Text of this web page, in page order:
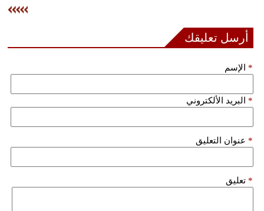
علوم
أبراج
أرسل تعليقك
الإسم *
البريد الألكتروني *
عنوان التعليق *
تعليق *